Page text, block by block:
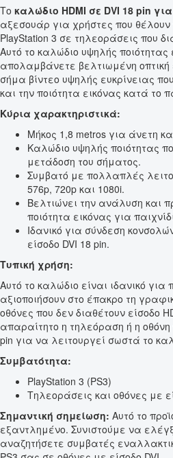
Το καλώδιο HDMI σε DVI 18 pin για
αξεσουάρ για χρήστες που
PlayStation 3 σε τηλεοράσεις που
Αυτό το καλώδιο υψηλής ποιότητας
απολαμβάνετε βελτιωμένη
σήμα βίντεο υψηλής ευκρίνειας
και την ποιότητα εικόνας κατά το
Κύρια χαρακτηριστικά:
Μήκος 1,8 metros για άνετη
Καλώδιο υψηλής ποιότητας
μετάδοση του σήματος.
Συμβατό με πολλαπλές
576p, 720p και 1080i.
Βελτιώνει την ανάλυση και
ποιότητα εικόνας για
Ιδανικό για σύνδεση
είσοδο DVI 18 pin.
Τυπική χρήση:
Αυτό το καλώδιο είναι ιδανικό
αξιοποιήσουν στο έπακρο τη
οθόνες που δεν διαθέτουν είσοδο
απαραίτητο η τηλεόραση ή η οθόνη
pin για να λειτουργεί σωστά το
Συμβατότητα:
PlayStation 3 (PS3)
Τηλεοράσεις και οθόνες με
Σημαντική σημείωση: Αυτό το
εξαντλημένο. Συνιστούμε να
αναζητήσετε συμβατές